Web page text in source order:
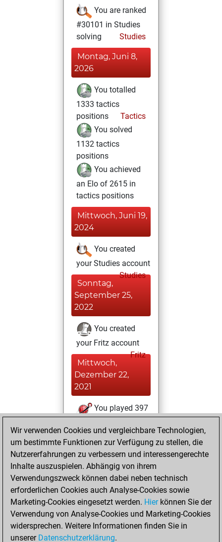
You are ranked
#30101 in Studies
solving
Studies
Montag, Juni 8,
2026
You totalled
1333 tactics
positions
Tactics
You solved
1132 tactics
positions
You achieved
an Elo of 2615 in
tactics positions
Mittwoch, Juni 19,
2024
You created
your Studies account
Studies
Sonntag,
September 25,
2022
You created
your Fritz account
Fritz
Mittwoch,
Dezember 22,
2021
You played 397
You scored
+361 =11 -25 in blitz
Freitag,
Dezember 21,
2007
You played 3
slow games
Play
Wir verwenden Cookies und vergleichbare Technologien,
um bestimmte Funktionen zur Verfügung zu stellen, die
Nutzererfahrungen zu verbessern und interessengerechte
Inhalte auszuspielen. Abhängig von ihrem
Verwendungszweck können dabei neben technisch
erforderlichen Cookies auch Analyse-Cookies sowie
Marketing-Cookies eingesetzt werden. Hierkönnen Sie der
Verwendung von Analyse-Cookies und Marketing-Cookies
widersprechen. Weitere Informationen finden Sie in
unserer Datenschutzerklärung.